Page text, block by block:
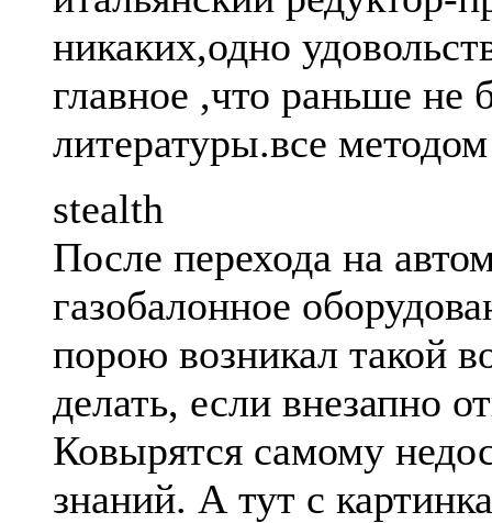
никаких,одно
главное ,что раньше не
литературы.все
stealth
После перехода на
газобалонное
порою возникал такой
делать, если внезапно
Ковырятся самому
знаний. А тут с